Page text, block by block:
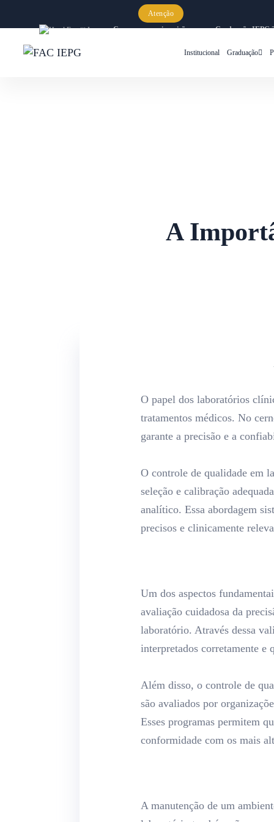
Atenção
Começaram as inscrições para a Graduação IEPG
Institucional Graduação
A
O papel dos laboratórios
tratamentos médicos. No
garante a precisão e a
O controle de qualidade em
seleção e calibração
analítico. Essa abordagem
precisos e clinicamente
Um dos aspectos
avaliação cuidadosa da
laboratório. Através dessa
interpretados corretamente e
Além disso, o controle de
são avaliados por
Esses programas permitem
conformidade com os mais
A manutenção de um